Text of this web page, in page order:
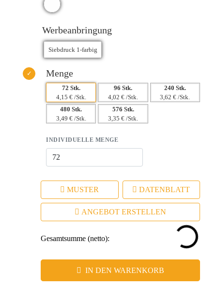
Werbeanbringung
Menge
72 Stk.
4,15 € /Stk.
96 Stk.
4,02 € /Stk.
240 Stk.
3,62 € /Stk.
480 Stk.
3,49 € /Stk.
576 Stk.
3,35 € /Stk.
INDIVIDUELLE MENGE
MUSTER DATENBLATT
ANGEBOT ERSTELLEN
Gesamtsumme (netto):
IN DEN WARENKORB